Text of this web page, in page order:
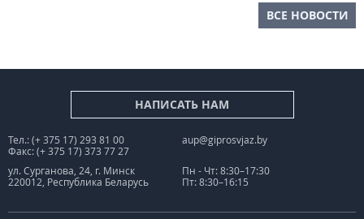
ВСЕ НОВОСТИ
НАПИСАТЬ НАМ
Тел.: (+ 375 17) 293 81 00
Факс: (+ 375 17) 373 77 27
aup@giprosvjaz.by
ул. Сурганова, 24, г. Минск
220012, Республика Беларусь
Пн - Чт: 8:30–17:30
Пт: 8:30–16:15